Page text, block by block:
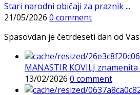
Stari narodni običaji za praznik ...
21/05/2026 0 comment
Spasovdan je četrdeseti dan od
MANASTIR KOVILJ znamenita
13/02/2026 0 comment